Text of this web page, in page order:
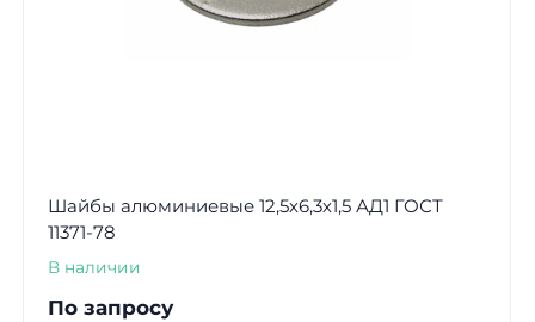
Шайбы алюминиевые 12,5х6,3х1,5 АД1 ГОСТ
11371-78
В наличии
По запросу